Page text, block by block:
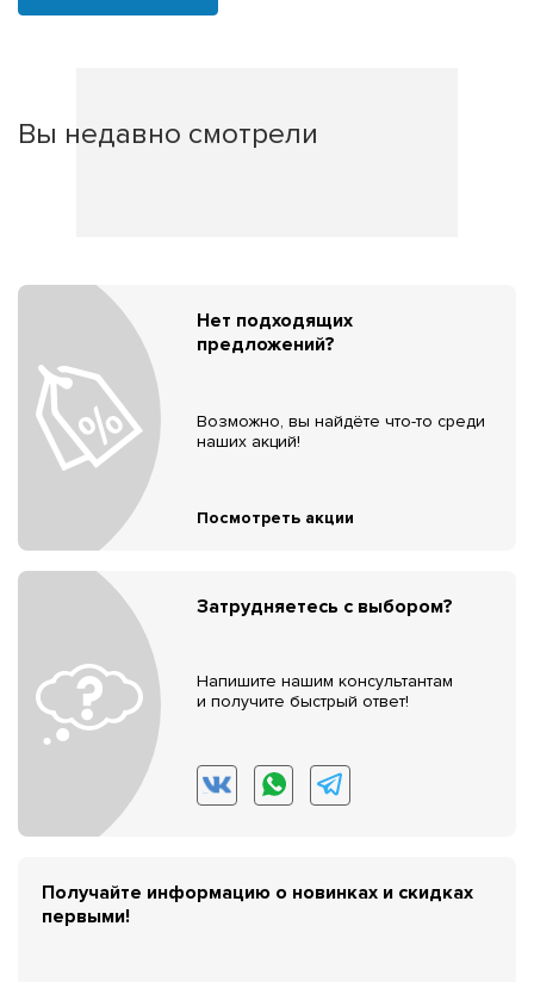
Вы недавно смотрели
Нет подходящих
предложений?
Возможно, вы найдёте что-то среди
наших акций!
Посмотреть акции
Затрудняетесь с выбором?
Напишите нашим консультантам
и получите быстрый ответ!
Получайте информацию о новинках и скидках
первыми!